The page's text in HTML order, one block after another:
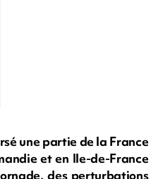
une partie de la France
et en Ile-de-France
des perturbations